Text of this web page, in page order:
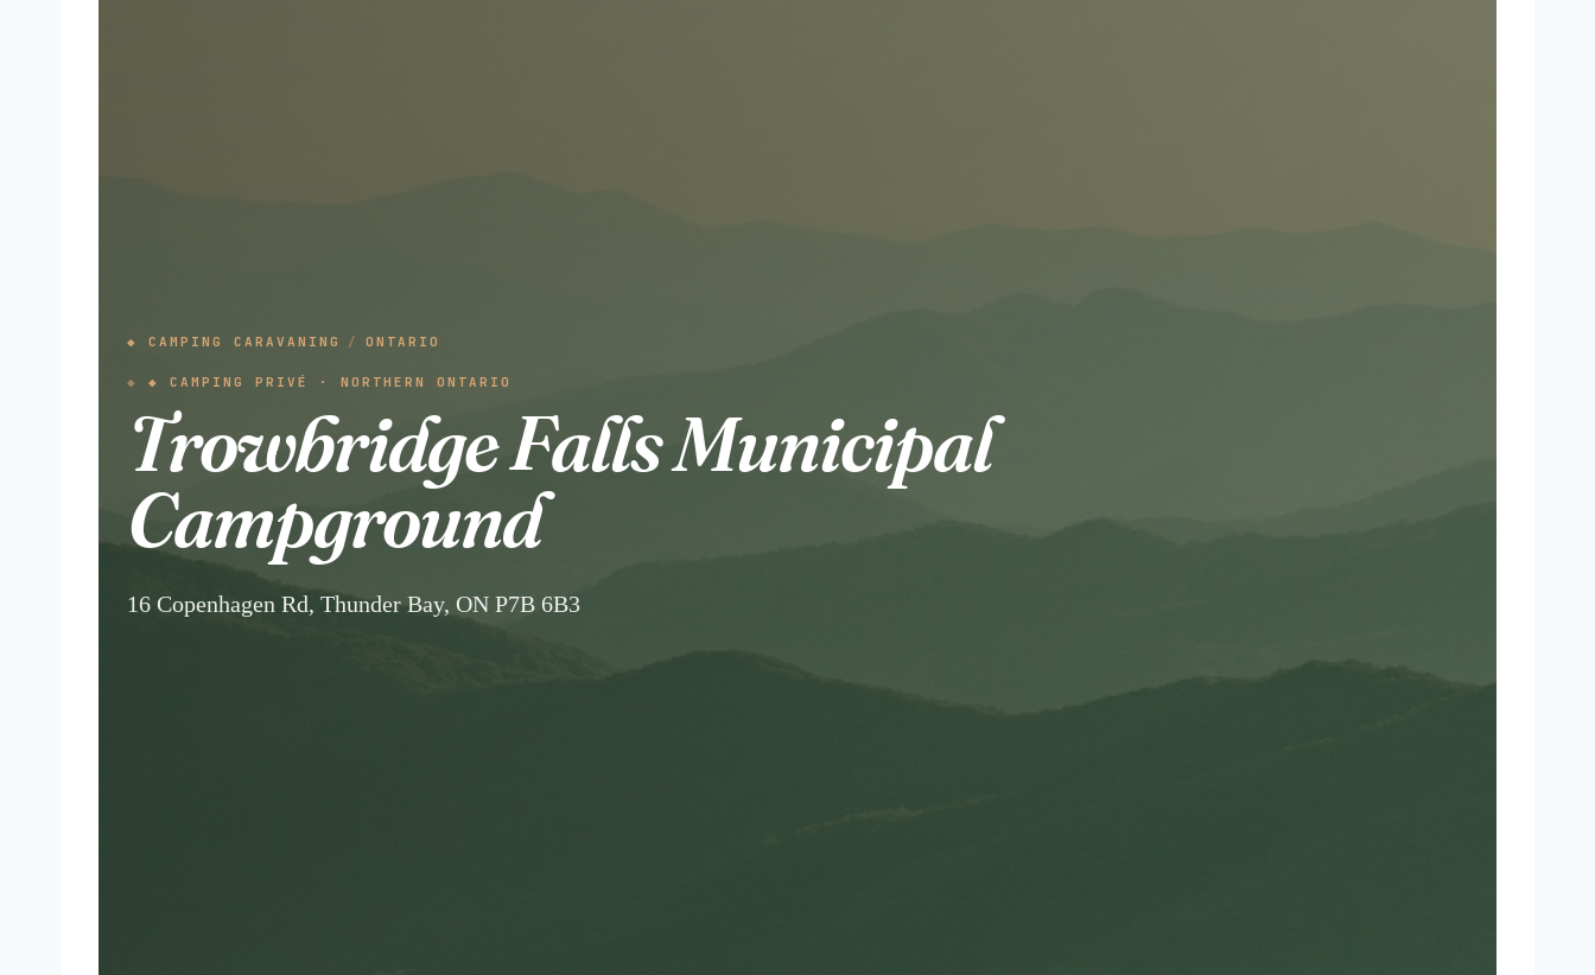
◆ CAMPING CARAVANING / ONTARIO
◆ CAMPING PRIVÉ · NORTHERN ONTARIO
Trowbridge Falls Municipal
Campground
16 Copenhagen Rd, Thunder Bay, ON P7B 6B3